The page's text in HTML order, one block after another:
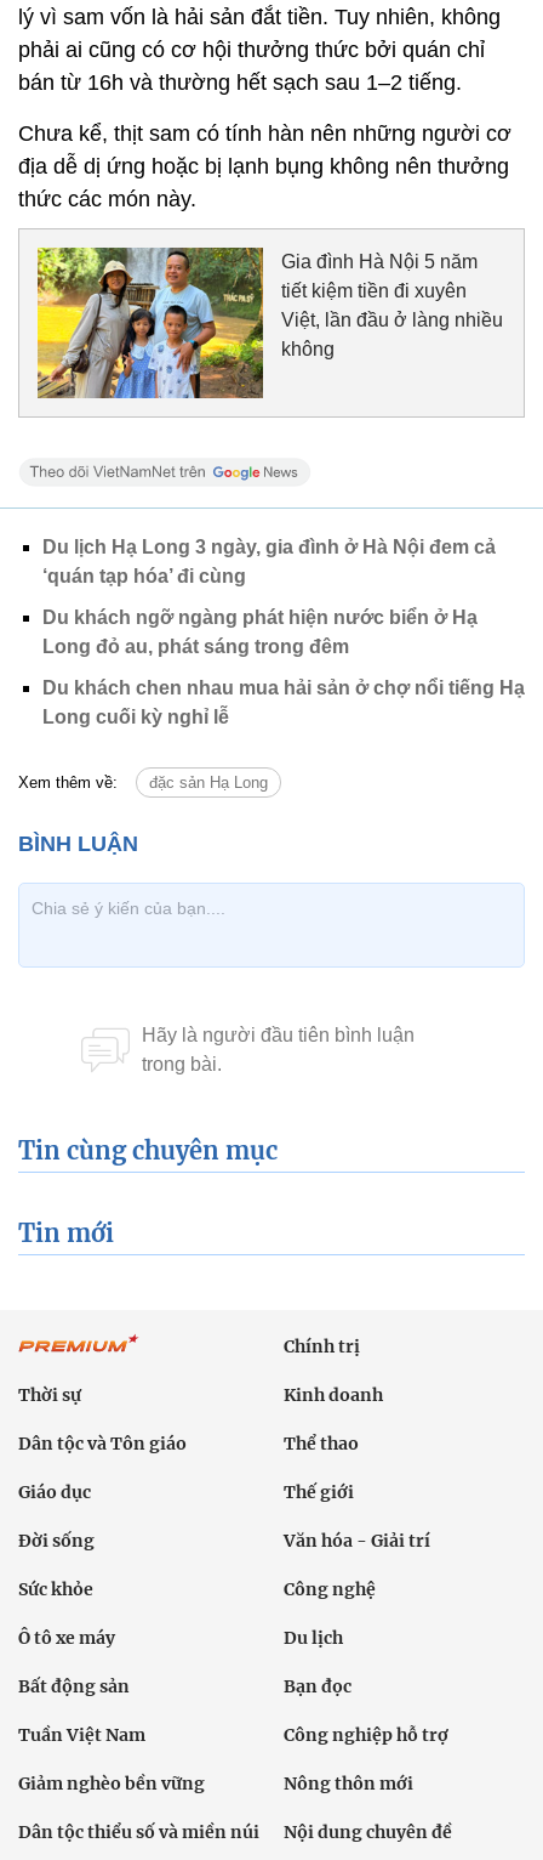
lý vì sam vốn là hải sản đắt tiền. Tuy nhiên, không
phải ai cũng có cơ hội thưởng thức bởi quán chỉ
bán từ 16h và thường hết sạch sau 1–2 tiếng.
Chưa kể, thịt sam có tính hàn nên những người cơ
địa dễ dị ứng hoặc bị lạnh bụng không nên thưởng
thức các món này.
Gia đình Hà Nội 5 năm
tiết kiệm tiền đi xuyên
Việt, lần đầu ở làng nhiều
không
Du lịch Hạ Long 3 ngày, gia đình ở Hà Nội đem cả
‘quán tạp hóa’ đi cùng
Du khách ngỡ ngàng phát hiện nước biển ở Hạ
Long đỏ au, phát sáng trong đêm
Du khách chen nhau mua hải sản ở chợ nổi tiếng Hạ
Long cuối kỳ nghỉ lễ
Xem thêm về: đặc sản Hạ Long
Tin cùng chuyên mục
Tin mới
Chính trị
Thời sự Kinh doanh
Dân tộc và Tôn giáo Thể thao
Giáo dục Thế giới
Đời sống Văn hóa - Giải trí
Sức khỏe Công nghệ
Ô tô xe máy Du lịch
Bất động sản Bạn đọc
Tuần Việt Nam Công nghiệp hỗ trợ
Giảm nghèo bền vững Nông thôn mới
Dân tộc thiểu số và miền núi Nội dung chuyên đề